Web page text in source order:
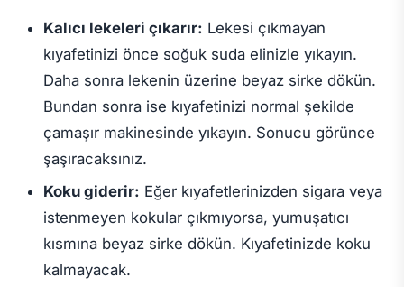
Kalıcı lekeleri çıkarır: Lekesi çıkmayan
kıyafetinizi önce soğuk suda elinizle yıkayın.
Daha sonra lekenin üzerine beyaz sirke dökün.
Bundan sonra ise kıyafetinizi normal şekilde
çamaşır makinesinde yıkayın. Sonucu görünce
şaşıracaksınız.
Koku giderir: Eğer kıyafetlerinizden sigara veya
istenmeyen kokular çıkmıyorsa, yumuşatıcı
kısmına beyaz sirke dökün. Kıyafetinizde koku
kalmayacak.